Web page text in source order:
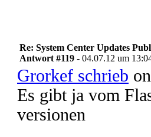
Re: System Center Updates
Antwort #119 - 04.07.12 um
Grorkef schrieb
Es gibt ja vom
versionen